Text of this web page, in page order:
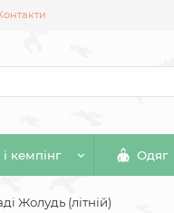
кемпінг Одяг
Жолудь (літній)